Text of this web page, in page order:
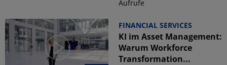
Aufrufe
FINANCIAL SERVICES
KI im Asset Management:
Warum Workforce
Transformation...